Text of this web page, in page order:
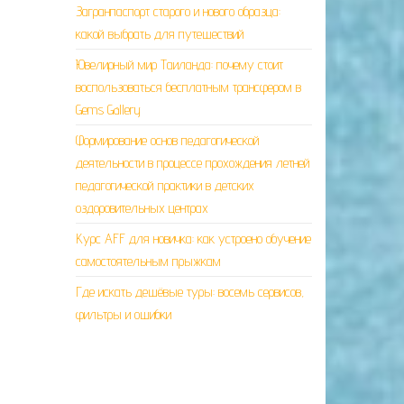
Загранпаспорт старого и нового образца:
какой выбрать для путешествий
Ювелирный мир Таиланда: почему стоит
воспользоваться бесплатным трансфером в
Gems Gallery
Формирование основ педагогической
деятельности в процессе прохождения летней
педагогической практики в детских
оздоровительных центрах
Курс AFF для новичка: как устроено обучение
самостоятельным прыжкам
Где искать дешёвые туры: восемь сервисов,
фильтры и ошибки